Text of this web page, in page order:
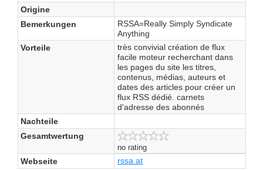
Origine
Bemerkungen
RSSA=Really Simply Syndicate
Anything
Vorteile
très convivial création de flux
facile moteur recherchant dans
les pages du site les titres,
contenus, médias, auteurs et
dates des articles pour créer un
flux RSS dédié. carnets
d'adresse des abonnés
Nachteile
Gesamtwertung
no rating
Webseite rssa.at